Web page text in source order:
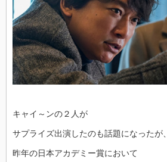
キャイ～ンの２人が
サプライズ出演したのも話題になったが、
昨年の日本アカデミー賞において